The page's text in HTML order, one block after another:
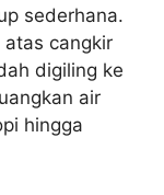
sederhana.
cangkir
digiling ke
air
hingga